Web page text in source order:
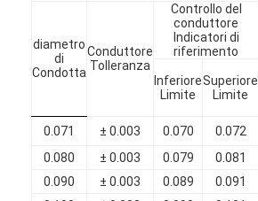
Cavi magnetici ad alta temperatura
diametro
di
Condotta
Conduttore
Tolleranza
Controllo del
conduttore
Indicatori di
riferimento
Inferiore
Limite
Superiore
Limite
0.071
± 0.003 0.070 0.072
0.080
± 0.003 0.079 0.081
0.090
± 0.003 0.089 0.091